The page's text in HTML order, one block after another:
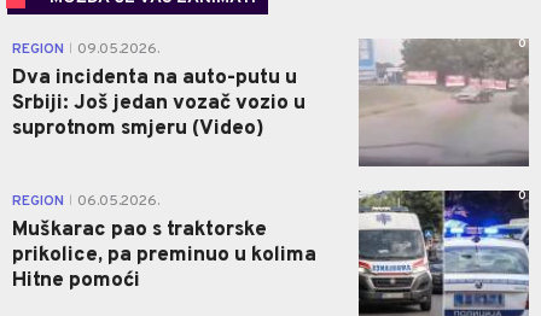
REGION 09.05.2026.
Dva incidenta na auto-putu u
Srbiji: Još jedan vozač vozio u
suprotnom smjeru (Video)
0
REGION 06.05.2026.
Muškarac pao s traktorske
prikolice, pa preminuo u kolima
Hitne pomoći
0